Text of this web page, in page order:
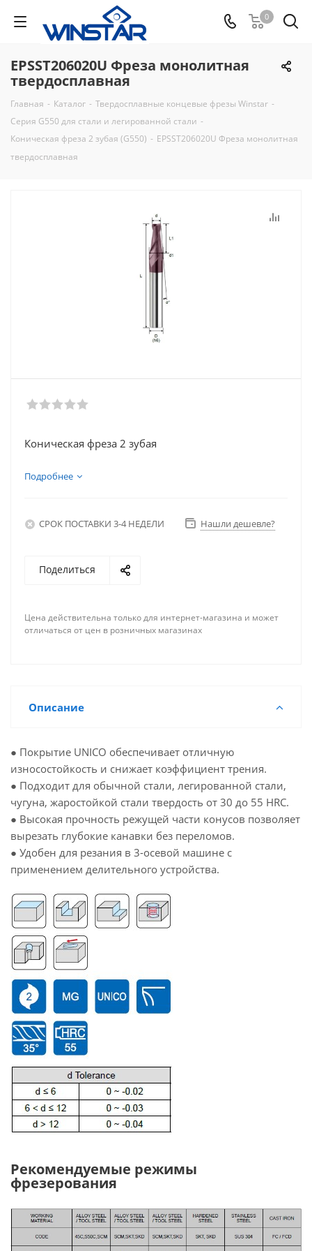
0
EPSST206020U Фреза монолитная
твердосплавная
Главная - Каталог - Твердосплавные концевые фрезы Winstar -
Серия G550 для стали и легированной стали -
Коническая фреза 2 зубая (G550) - EPSST206020U Фреза монолитная
твердосплавная
Коническая фреза 2 зубая
Подробнее
СРОК ПОСТАВКИ 3-4 НЕДЕЛИ Нашли дешевле?
Поделиться
Цена действительна только для интернет-магазина и может
отличаться от цен в розничных магазинах
Описание
● Покрытие UNICO обеспечивает отличную
износостойкость и снижает коэффициент трения.
● Подходит для обычной стали, легированной стали,
чугуна, жаростойкой стали твердость от 30 до 55 HRC.
● Высокая прочность режущей части конусов позволяет
вырезать глубокие канавки без переломов.
● Удобен для резания в 3-осевой машине с
применением делительного устройства.
Рекомендуемые режимы
фрезерования